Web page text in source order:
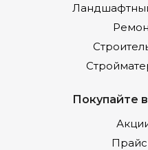
Покупайте